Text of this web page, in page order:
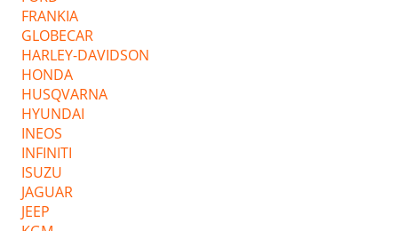
FRANKIA
GLOBECAR
HARLEY-DAVIDSON
HONDA
HUSQVARNA
HYUNDAI
INEOS
INFINITI
ISUZU
JAGUAR
JEEP